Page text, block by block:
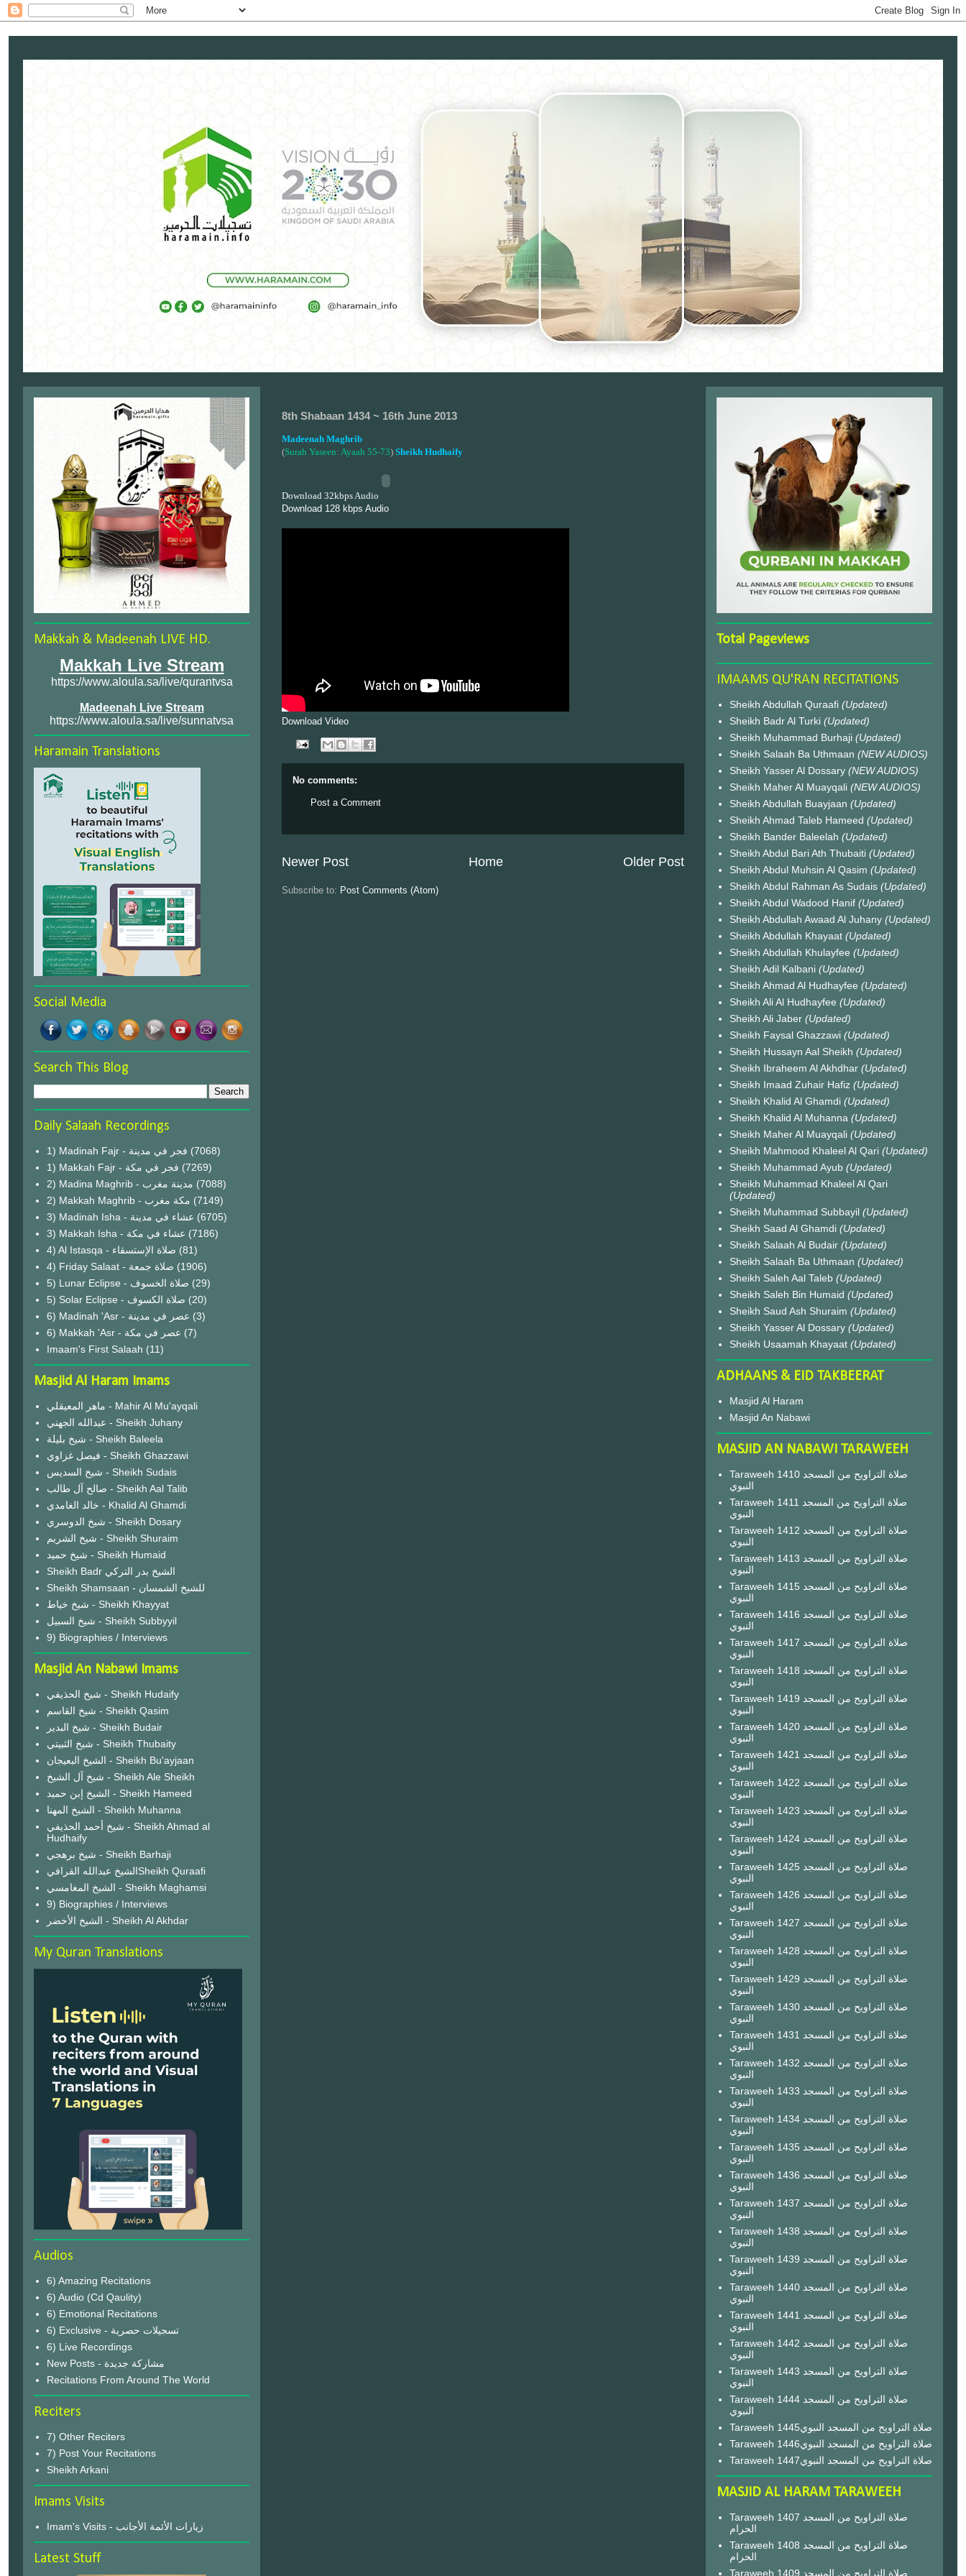
8th Shabaan 1434 ~ 16th June 2013
Madeenah Maghrib
(Surah Yaseen: Ayaah 55-73) Sheikh Hudhaify
Download 32kbps Audio
Download 128 kbps Audio
Download Video
No comments:
Post a Comment
Newer Post Older Post
Home
Subscribe to: Post Comments (Atom)
Makkah & Madeenah LIVE HD.
Makkah Live Stream
https://www.aloula.sa/live/qurantvsa
Madeenah Live Stream
https://www.aloula.sa/live/sunnatvsa
Haramain Translations
Social Media
Search This Blog
Daily Salaah Recordings
1) Madinah Fajr - فجر في مدينة (7068)
1) Makkah Fajr - فجر في مكة (7269)
2) Madina Maghrib - مدينة مغرب (7088)
2) Makkah Maghrib - مكة مغرب (7149)
3) Madinah Isha - عشاء في مدينة (6705)
3) Makkah Isha - عشاء في مكة (7186)
4) Al Istasqa - صلاة الإستسقاء (81)
4) Friday Salaat - صلاة جمعة (1906)
5) Lunar Eclipse - صلاة الخسوف (29)
(20)
6) Madinah 'Asr - عصر في مدينة (3)
6) Makkah 'Asr - عصر في مكة (7)
Imaam's First Salaah (11)
Masjid Al Haram Imams
ماهر المعيقلي - Mahir Al Mu'ayqali
عبدالله الجهني - Sheikh Juhany
شيخ بليلة - Sheikh Baleela
فيصل غزاوي - Sheikh Ghazzawi
شيخ السديس - Sheikh Sudais
صالح آل طالب - Sheikh Aal Talib
خالد الغامدي - Khalid Al Ghamdi
شيخ الدوسري - Sheikh Dosary
شيخ الشريم - Sheikh Shuraim
شيخ حميد - Sheikh Humaid
Sheikh Badr الشيخ بدر التركي
Sheikh Shamsaan - للشيخ الشمسان
شيخ خياط - Sheikh Khayyat
شيخ السبيل - Sheikh Subbyyil
9) Biographies / Interviews
Masjid An Nabawi Imams
شيخ الحذيفي - Sheikh Hudaify
شيخ القاسم - Sheikh Qasim
شيخ البدير - Sheikh Budair
شيخ الثبيتي - Sheikh Thubaity
الشيخ البعيجان - Sheikh Bu'ayjaan
شيخ آل الشيخ - Sheikh Ale Sheikh
الشيخ إبن حميد - Sheikh Hameed
الشيخ المهنا - Sheikh Muhanna
شيخ أحمد الحذيفي - Sheikh Ahmad al
Hudhaify
شيخ برهجي - Sheikh Barhaji
الشيخ عبدالله القرافيSheikh Quraafi
الشيخ المغامسي - Sheikh Maghamsi
9) Biographies / Interviews
الشيخ الأخضر - Sheikh Al Akhdar
My Quran Translations
Audios
6) Amazing Recitations
6) Audio (Cd Qaulity)
6) Emotional Recitations
6) Exclusive - تسجيلات حصرية
6) Live Recordings
New Posts - مشاركة جديدة
Recitations From Around The World
Reciters
7) Other Reciters
7) Post Your Recitations
Sheikh Arkani
Imams Visits
Imam's Visits - زيارات الأئمة الأجانب
Latest Stuff
Total Pageviews
IMAAMS QU'RAN RECITATIONS
Sheikh Abdullah Quraafi (Updated)
Sheikh Badr Al Turki (Updated)
Sheikh Muhammad Burhaji (Updated)
Sheikh Salaah Ba Uthmaan (NEW AUDIOS)
Sheikh Yasser Al Dossary (NEW AUDIOS)
Sheikh Maher Al Muayqali (NEW AUDIOS)
Sheikh Abdullah Buayjaan (Updated)
Sheikh Ahmad Taleb Hameed (Updated)
Sheikh Bander Baleelah (Updated)
Sheikh Abdul Bari Ath Thubaiti (Updated)
Sheikh Abdul Muhsin Al Qasim (Updated)
Sheikh Abdul Rahman As Sudais (Updated)
Sheikh Abdul Wadood Hanif (Updated)
Sheikh Abdullah Awaad Al Juhany (Updated)
Sheikh Abdullah Khayaat (Updated)
Sheikh Abdullah Khulayfee (Updated)
Sheikh Adil Kalbani (Updated)
Sheikh Ahmad Al Hudhayfee (Updated)
Sheikh Ali Al Hudhayfee (Updated)
Sheikh Ali Jaber (Updated)
Sheikh Faysal Ghazzawi (Updated)
Sheikh Hussayn Aal Sheikh (Updated)
Sheikh Ibraheem Al Akhdhar (Updated)
Sheikh Imaad Zuhair Hafiz (Updated)
Sheikh Khalid Al Ghamdi (Updated)
Sheikh Khalid Al Muhanna (Updated)
Sheikh Maher Al Muayqali (Updated)
Sheikh Mahmood Khaleel Al Qari (Updated)
Sheikh Muhammad Ayub (Updated)
Sheikh Muhammad Khaleel Al Qari
(Updated)
Sheikh Muhammad Subbayil (Updated)
Sheikh Saad Al Ghamdi (Updated)
Sheikh Salaah Al Budair (Updated)
Sheikh Salaah Ba Uthmaan (Updated)
Sheikh Saleh Aal Taleb (Updated)
Sheikh Saleh Bin Humaid (Updated)
Sheikh Saud Ash Shuraim (Updated)
Sheikh Yasser Al Dossary (Updated)
Sheikh Usaamah Khayaat (Updated)
ADHAANS & EID TAKBEERAT
Masjid Al Haram
Masjid An Nabawi
MASJID AN NABAWI TARAWEEH
Taraweeh 1410 صلاة التراويح من المسجد
النبوي
Taraweeh 1411 صلاة التراويح من المسجد
النبوي
Taraweeh 1412 صلاة التراويح من المسجد
النبوي
Taraweeh 1413 صلاة التراويح من المسجد
النبوي
Taraweeh 1415 صلاة التراويح من المسجد
النبوي
Taraweeh 1416 صلاة التراويح من المسجد
النبوي
Taraweeh 1417 صلاة التراويح من المسجد
النبوي
Taraweeh 1418 صلاة التراويح من المسجد
النبوي
Taraweeh 1419 صلاة التراويح من المسجد
النبوي
Taraweeh 1420 صلاة التراويح من المسجد
النبوي
Taraweeh 1421 صلاة التراويح من المسجد
النبوي
Taraweeh 1422 صلاة التراويح من المسجد
النبوي
Taraweeh 1423 صلاة التراويح من المسجد
النبوي
Taraweeh 1424 صلاة التراويح من المسجد
النبوي
Taraweeh 1425 صلاة التراويح من المسجد
النبوي
Taraweeh 1426 صلاة التراويح من المسجد
النبوي
Taraweeh 1427 صلاة التراويح من المسجد
النبوي
Taraweeh 1428 صلاة التراويح من المسجد
النبوي
Taraweeh 1429 صلاة التراويح من المسجد
النبوي
Taraweeh 1430 صلاة التراويح من المسجد
النبوي
Taraweeh 1431 صلاة التراويح من المسجد
النبوي
Taraweeh 1432 صلاة التراويح من المسجد
النبوي
Taraweeh 1433 صلاة التراويح من المسجد
النبوي
Taraweeh 1434 صلاة التراويح من المسجد
النبوي
Taraweeh 1435 صلاة التراويح من المسجد
النبوي
Taraweeh 1436 صلاة التراويح من المسجد
النبوي
Taraweeh 1437 صلاة التراويح من المسجد
النبوي
Taraweeh 1438 صلاة التراويح من المسجد
النبوي
Taraweeh 1439 صلاة التراويح من المسجد
النبوي
Taraweeh 1440 صلاة التراويح من المسجد
النبوي
Taraweeh 1441 صلاة التراويح من المسجد
النبوي
Taraweeh 1442 صلاة التراويح من المسجد
النبوي
Taraweeh 1443 صلاة التراويح من المسجد
النبوي
Taraweeh 1444 صلاة التراويح من المسجد
النبوي
Taraweeh 1445صلاة التراويح من المسجد النبوي
Taraweeh 1446صلاة التراويح من المسجد النبوي
Taraweeh 1447صلاة التراويح من المسجد النبوي
MASJID AL HARAM TARAWEEH
Taraweeh 1407 صلاة التراويح من المسجد
الحرام
Taraweeh 1408 صلاة التراويح من المسجد
الحرام
Taraweeh 1409 صلاة التراويح من المسجد